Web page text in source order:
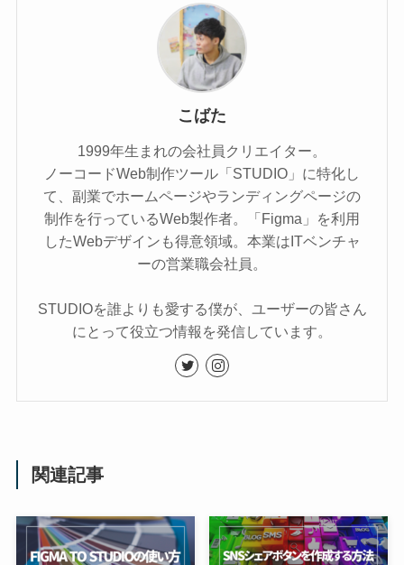
こばた
1999年生まれの会社員クリエイター。
ノーコードWeb制作ツール「STUDIO」に特化し
て、副業でホームページやランディングページの
制作を行っているWeb製作者。「Figma」を利用
したWebデザインも得意領域。本業はITベンチャ
ーの営業職会社員。
STUDIOを誰よりも愛する僕が、ユーザーの皆さん
にとって役立つ情報を発信しています。
関連記事